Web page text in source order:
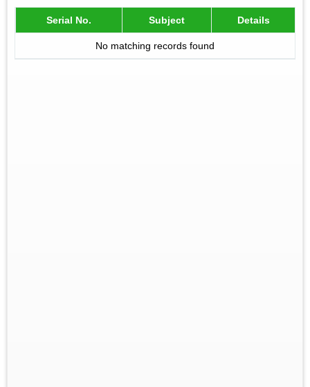
Serial No. Subject Details
No matching records found